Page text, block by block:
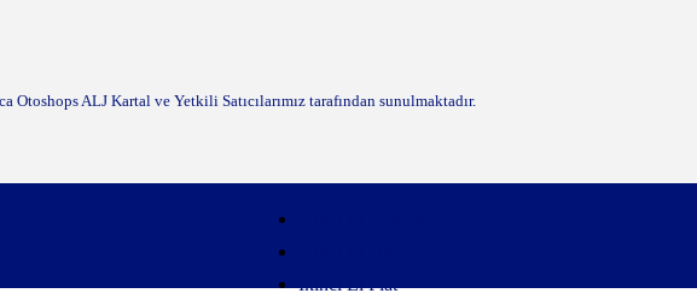
Otoshops ALJ Kartal ve Yetkili Satıcılarımız tarafından sunulmaktadır.
İkinci El Fiat